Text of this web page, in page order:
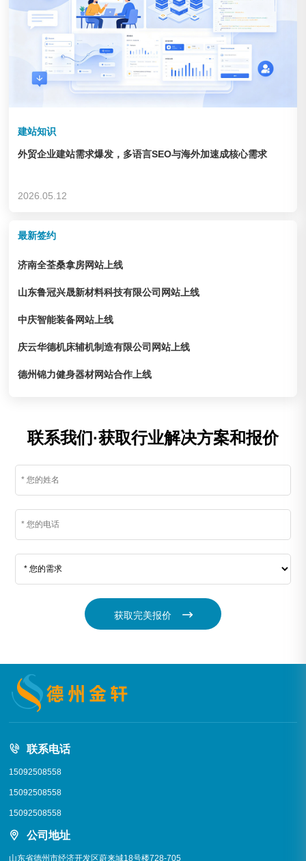
建站知识
外贸企业建站需求爆发，多语言SEO与海外加速成核心需求
2026.05.12
最新签约
济南全荃桑拿房网站上线
山东鲁冠兴晟新材料科技有限公司网站上线
中庆智能装备网站上线
庆云华德机床辅机制造有限公司网站上线
德州锦力健身器材网站合作上线
联系我们·获取行业解决方案和报价
获取完美报价
联系电话
15092508558
15092508558
15092508558
公司地址
山东省德州市经济开发区蔚来城18号楼728-705